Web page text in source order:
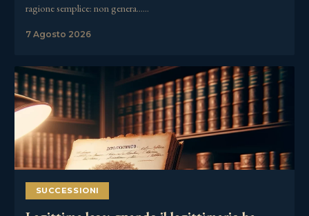
ragione semplice: non genera……
7 Agosto 2026
SUCCESSIONI